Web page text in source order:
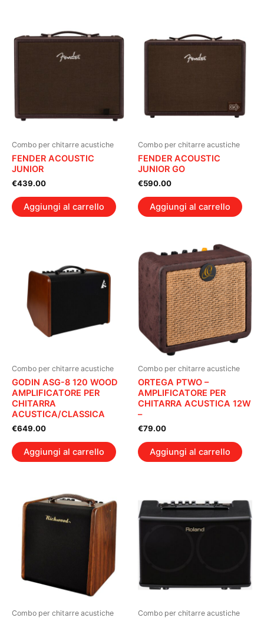
Combo per chitarre acustiche
FENDER ACOUSTIC
JUNIOR
€439.00
Aggiungi al carrello
Combo per chitarre acustiche
FENDER ACOUSTIC
JUNIOR GO
€590.00
Aggiungi al carrello
Combo per chitarre acustiche
GODIN ASG-8 120 WOOD
AMPLIFICATORE PER
CHITARRA
ACUSTICA/CLASSICA
€649.00
Aggiungi al carrello
Combo per chitarre acustiche
ORTEGA PTWO –
AMPLIFICATORE PER
CHITARRA ACUSTICA 12W
–
€79.00
Aggiungi al carrello
Combo per chitarre acustiche Combo per chitarre acustiche